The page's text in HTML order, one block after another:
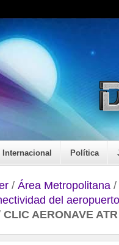
Internacional Política
/ Área Metropolitana /
del
CLIC AERONAVE ATR